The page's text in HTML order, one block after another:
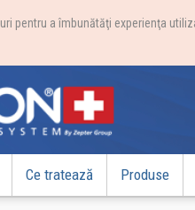
pentru a îmbunătăţi experienţa
Ce tratează Produse